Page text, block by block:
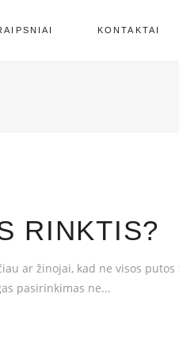
KONTAKTAI
RINKTIS?
ar žinojai, kad ne visos putos
pasirinkimas ne